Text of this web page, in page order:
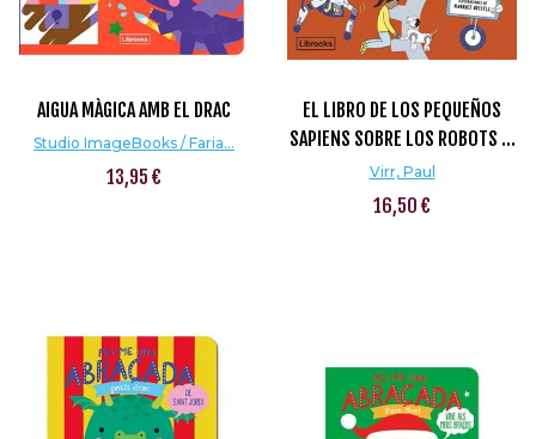
AIGUA MÀGICA AMB EL DRAC
Studio ImageBooks / Faria...
13,95 €
EL LIBRO DE LOS PEQUEÑOS
SAPIENS SOBRE LOS ROBOTS ...
Virr, Paul
16,50 €